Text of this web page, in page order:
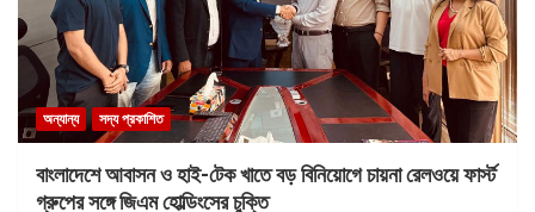
অন্যান্য সদ্য প্রকাশিত
বাংলাদেশে আবাসন ও হাই-টেক খাতে বড় বিনিয়োগে চায়না রেলওয়ে ফার্স্ট
গ্রুপের সঙ্গে জিএম হোল্ডিংসের চুক্তি